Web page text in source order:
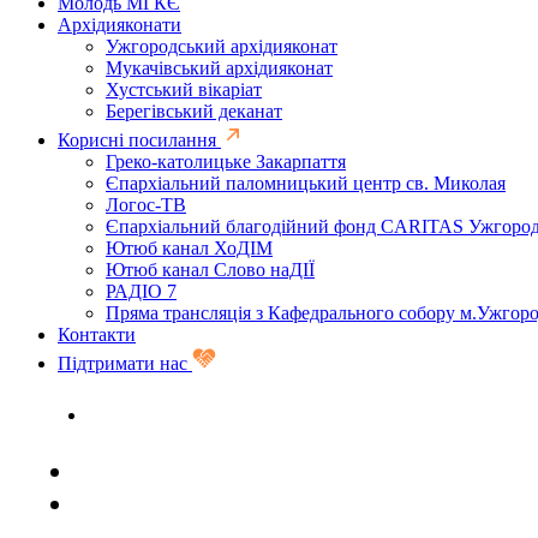
Архідияконати
Ужгородський архідияконат
Мукачівський архідияконат
Хустський вікаріат
Берегівський деканат
Корисні посилання
Греко-католицьке Закарпаття
Єпархіальний паломницький центр св. Миколая
Логос-ТВ
Єпархіальний благодійний фонд CARITAS
Ютюб канал ХоДІМ
Ютюб канал Слово наДІЇ
РАДІО 7
Пряма трансляція з Кафедрального собору
Контакти
Підтримати нас